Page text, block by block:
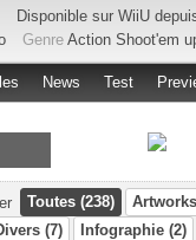
Disponible sur WiiU
Genre Action Shoot'em
News Test
Toutes (238)
(7) Infographie (2)